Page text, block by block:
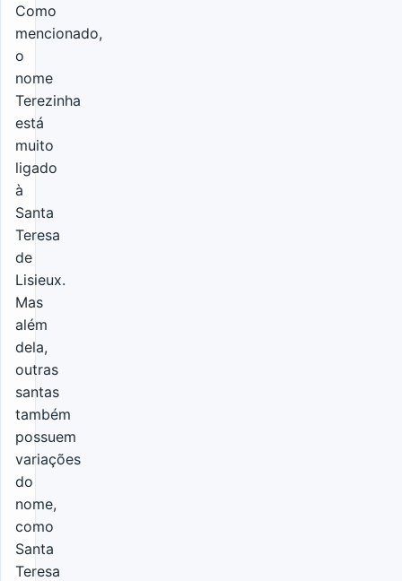
Como
mencionado,
o
nome
Terezinha
está
muito
ligado
à
Santa
Teresa
de
Lisieux.
Mas
além
dela,
outras
santas
também
possuem
variações
do
nome,
como
Santa
Teresa